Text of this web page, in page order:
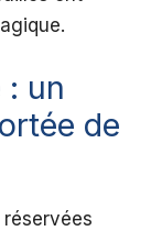
: un
de